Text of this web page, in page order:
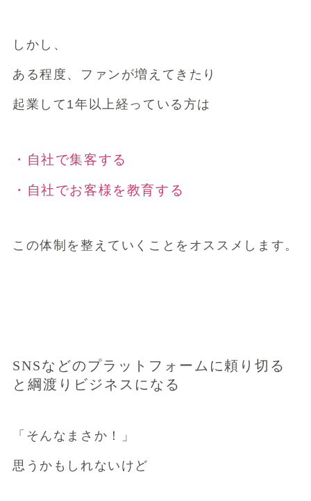
しかし、
ある程度、ファンが増えてきたり
起業して1年以上経っている方は
・自社で集客する
・自社でお客様を教育する
この体制を整えていくことをオススメします。
SNSなどのプラットフォームに頼り切る
と綱渡りビジネスになる
「そんなまさか！」
思うかもしれないけど